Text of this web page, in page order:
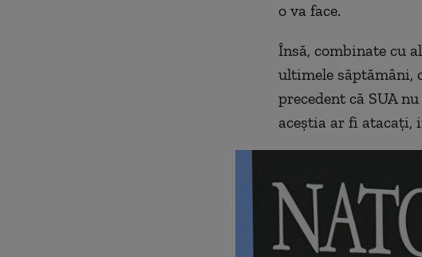
o va face.
Însă, combinate cu
ultimele săptămâni,
precedent că SUA
aceştia ar fi atacaţi,